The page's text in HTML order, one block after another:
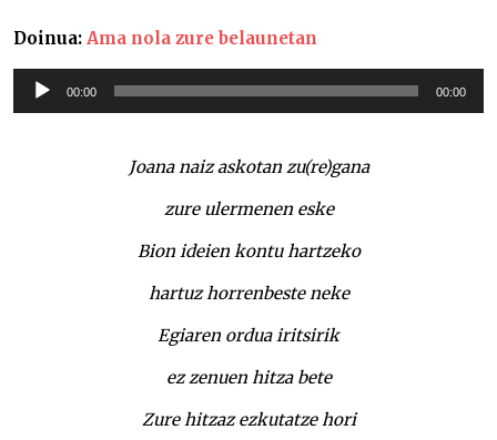
Doinua: Ama nola zure belaunetan
Soinu
erreproduzigailua
00:00 00:00
Joana naiz askotan zu(re)gana
zure ulermenen eske
Bion ideien kontu hartzeko
hartuz horrenbeste neke
Egiaren ordua iritsirik
ez zenuen hitza bete
Zure hitzaz ezkutatze hori